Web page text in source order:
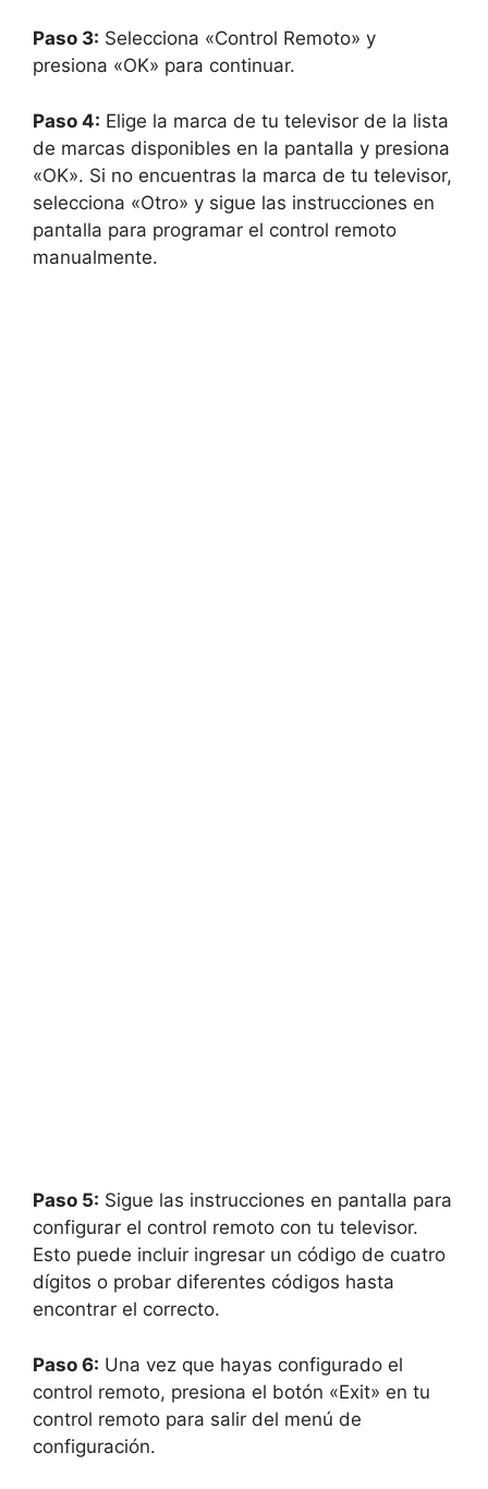
Paso 3: Selecciona «Control Remoto» y
presiona «OK» para continuar.
Paso 4: Elige la marca de tu televisor de la lista
de marcas disponibles en la pantalla y presiona
«OK». Si no encuentras la marca de tu televisor,
selecciona «Otro» y sigue las instrucciones en
pantalla para programar el control remoto
manualmente.
Paso 5: Sigue las instrucciones en pantalla para
configurar el control remoto con tu televisor.
Esto puede incluir ingresar un código de cuatro
dígitos o probar diferentes códigos hasta
encontrar el correcto.
Paso 6: Una vez que hayas configurado el
control remoto, presiona el botón «Exit» en tu
control remoto para salir del menú de
configuración.